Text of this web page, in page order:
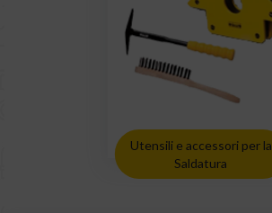
Utensili e accessori per la
Saldatura